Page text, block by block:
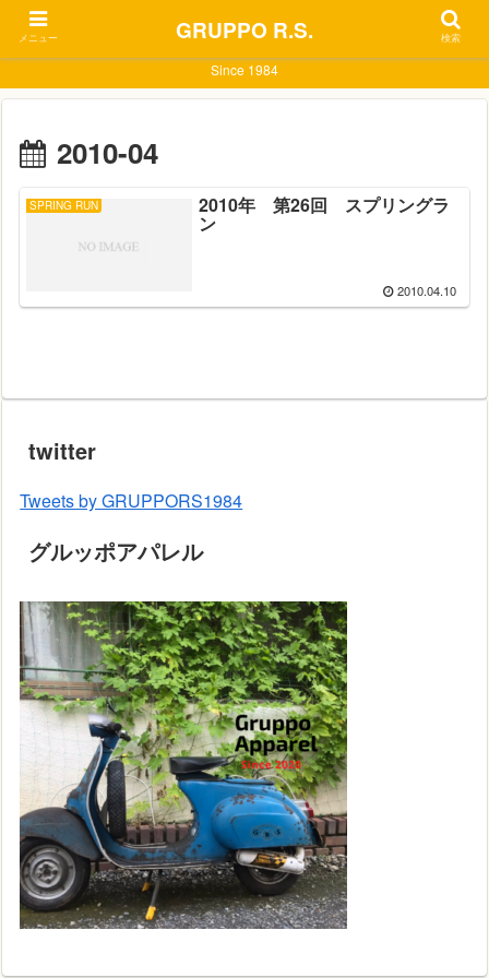
Since 1984
2010-04
SPRING RUN 2010年 第26回 スプリングラ
ン
2010.04.10
twitter
Tweets by GRUPPORS1984
グルッポアパレル
メニュー GRUPPO R.S. 検索